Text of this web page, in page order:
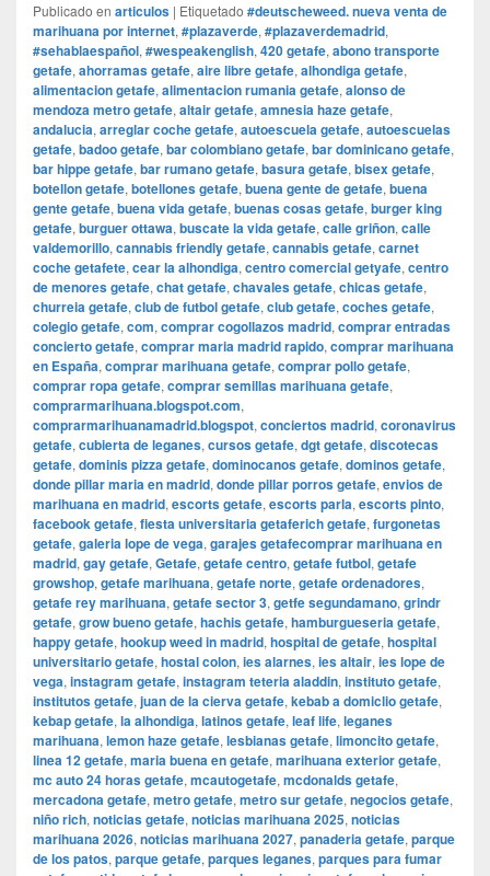
Publicado en articulos | Etiquetado #deutscheweed. nueva venta de
marihuana por internet, #plazaverde, #plazaverdemadrid,
#sehablaespañol, #wespeakenglish, 420 getafe, abono transporte
getafe, ahorramas getafe, aire libre getafe, alhondiga getafe,
alimentacion getafe, alimentacion rumania getafe, alonso de
mendoza metro getafe, altair getafe, amnesia haze getafe,
andalucia, arreglar coche getafe, autoescuela getafe, autoescuelas
getafe, badoo getafe, bar colombiano getafe, bar dominicano getafe,
bar hippe getafe, bar rumano getafe, basura getafe, bisex getafe,
botellon getafe, botellones getafe, buena gente de getafe, buena
gente getafe, buena vida getafe, buenas cosas getafe, burger king
getafe, burguer ottawa, buscate la vida getafe, calle griñon, calle
valdemorillo, cannabis friendly getafe, cannabis getafe, carnet
coche getafete, cear la alhondiga, centro comercial getyafe, centro
de menores getafe, chat getafe, chavales getafe, chicas getafe,
churreia getafe, club de futbol getafe, club getafe, coches getafe,
colegio getafe, com, comprar cogollazos madrid, comprar entradas
concierto getafe, comprar maria madrid rapido, comprar marihuana
en España, comprar marihuana getafe, comprar pollo getafe,
comprar ropa getafe, comprar semillas marihuana getafe,
comprarmarihuana.blogspot.com,
comprarmarihuanamadrid.blogspot, conciertos madrid, coronavirus
getafe, cubierta de leganes, cursos getafe, dgt getafe, discotecas
getafe, dominis pizza getafe, dominocanos getafe, dominos getafe,
donde pillar maria en madrid, donde pillar porros getafe, envios de
marihuana en madrid, escorts getafe, escorts parla, escorts pinto,
facebook getafe, fiesta universitaria getaferich getafe, furgonetas
getafe, galeria lope de vega, garajes getafecomprar marihuana en
madrid, gay getafe, Getafe, getafe centro, getafe futbol, getafe
growshop, getafe marihuana, getafe norte, getafe ordenadores,
getafe rey marihuana, getafe sector 3, getfe segundamano, grindr
getafe, grow bueno getafe, hachis getafe, hamburgueseria getafe,
happy getafe, hookup weed in madrid, hospital de getafe, hospital
universitario getafe, hostal colon, ies alarnes, ies altair, ies lope de
vega, instagram getafe, instagram teteria aladdin, instituto getafe,
institutos getafe, juan de la cierva getafe, kebab a domiclio getafe,
kebap getafe, la alhondiga, latinos getafe, leaf life, leganes
marihuana, lemon haze getafe, lesbianas getafe, limoncito getafe,
linea 12 getafe, maria buena en getafe, marihuana exterior getafe,
mc auto 24 horas getafe, mcautogetafe, mcdonalds getafe,
mercadona getafe, metro getafe, metro sur getafe, negocios getafe,
niño rich, noticias getafe, noticias marihuana 2025, noticias
marihuana 2026, noticias marihuana 2027, panaderia getafe, parque
de los patos, parque getafe, parques leganes, parques para fumar